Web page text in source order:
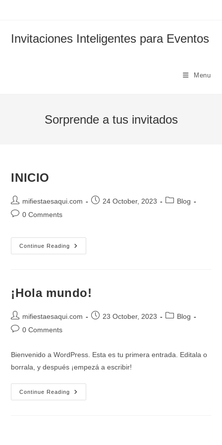
Invitaciones Inteligentes para Eventos
Menu
Sorprende a tus invitados
INICIO
Post
author:
mifiestaesaqui.com
Post24 October, 2023
PostBlog
Post0 Comments
Continue Reading INICIO
¡Hola mundo!
Post
author:
mifiestaesaqui.com
Post23 October, 2023
PostBlog
Post0 Comments
Bienvenido a WordPress. Esta es tu primera entrada. Editala o
borrala, y después ¡empezá a escribir!
Continue Reading
¡Hola
Mundo!